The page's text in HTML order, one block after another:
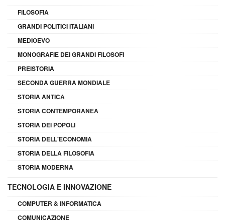
FILOSOFIA
GRANDI POLITICI ITALIANI
MEDIOEVO
MONOGRAFIE DEI GRANDI FILOSOFI
PREISTORIA
SECONDA GUERRA MONDIALE
STORIA ANTICA
STORIA CONTEMPORANEA
STORIA DEI POPOLI
STORIA DELL'ECONOMIA
STORIA DELLA FILOSOFIA
STORIA MODERNA
TECNOLOGIA E INNOVAZIONE
COMPUTER & INFORMATICA
COMUNICAZIONE